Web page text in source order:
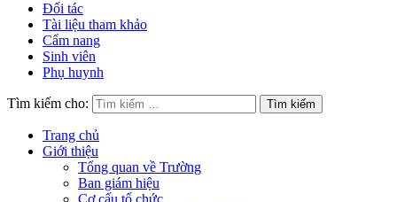
Đối tác
Tài liệu tham khảo
Cẩm nang
Sinh viên
Phụ huynh
Tìm kiếm cho:
Trang chủ
Giới thiệu
Tổng quan về Trường
Ban giám hiệu